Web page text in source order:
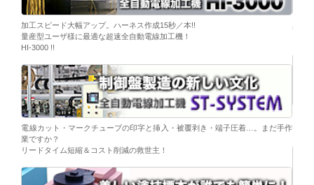
ブ挿
載。
加工スピード大幅アップ。ハーネス作成15秒／本!!
量産型ユーザ様に最適な超速全自動電線加工機！
HI-3000 !!
電線カット・マークチューブの印字と挿入・被覆剥き・端子圧着…。まだ手作
業ですか？
リードタイム短縮＆コスト削減の救世主！
染色